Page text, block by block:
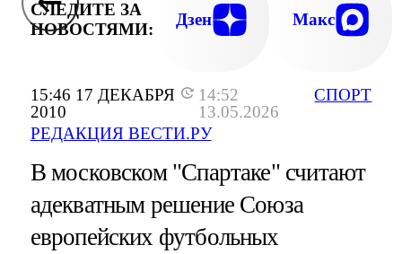
15:46 17 ДЕКАБРЯ
2010
14:52
13.05.2026
РЕДАКЦИЯ ВЕСТИ.РУ
СПОРТ
СЛЕДИТЕ ЗА
НОВОСТЯМИ:
Дзен Макс
В московском "Спартаке" считают
адекватным решение Союза
европейских футбольных